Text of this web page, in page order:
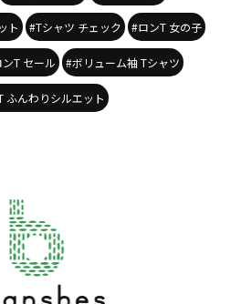
ト #Tシャツ チェック #ロンT 女の子
T セール #ボリューム袖 Tシャツ
ふんわりシルエット